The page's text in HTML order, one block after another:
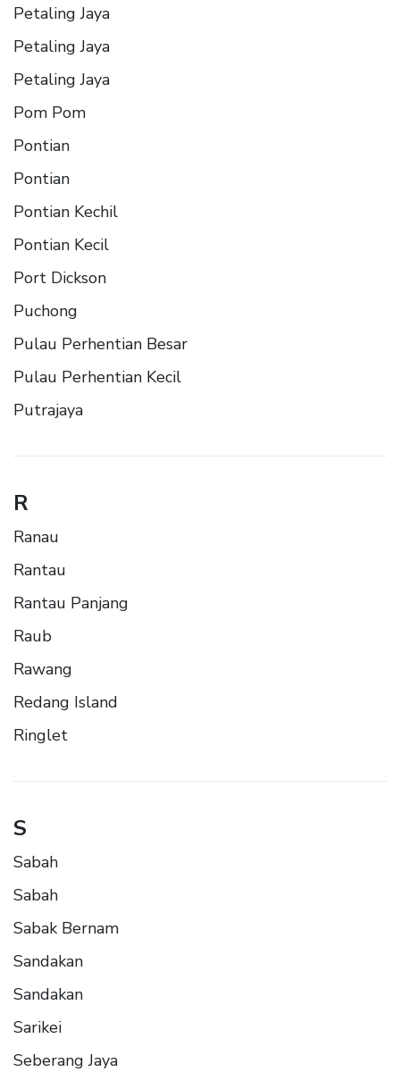
Petaling Jaya
Petaling Jaya
Petaling Jaya
Pom Pom
Pontian
Pontian
Pontian Kechil
Pontian Kecil
Port Dickson
Puchong
Pulau Perhentian Besar
Pulau Perhentian Kecil
Putrajaya
R
Ranau
Rantau
Rantau Panjang
Raub
Rawang
Redang Island
Ringlet
S
Sabah
Sabah
Sabak Bernam
Sandakan
Sandakan
Sarikei
Seberang Jaya